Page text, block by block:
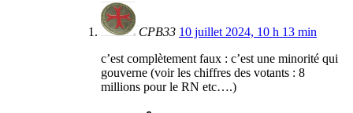
CPB33 10 juillet 2024, 10 h 13 min
c’est complètement faux : c’est une minorité qui
gouverne (voir les chiffres des votants : 8
millions pour le RN etc….)